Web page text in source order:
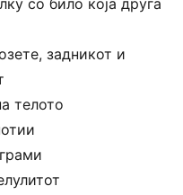
со било која друга
задникот и
телото